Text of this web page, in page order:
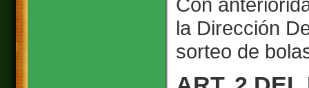
la Dirección
sorteo de